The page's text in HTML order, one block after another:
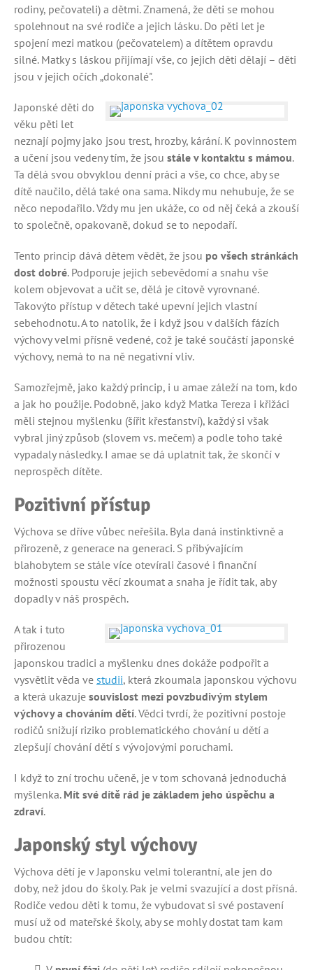
rodiny, pečovateli) a dětmi. Znamená, že děti se mohou
spolehnout na své rodiče a jejich lásku. Do pěti let je
spojení mezi matkou (pečovatelem) a dítětem opravdu
silné. Matky s láskou přijímají vše, co jejich děti dělají – děti
jsou v jejich očích „dokonalé".
Japonské děti do
věku pěti let
neznají pojmy jako jsou trest, hrozby, kárání. K povinnostem
a učení jsou vedeny tím, že jsou stále v kontaktu s mámou.
Ta dělá svou obvyklou denní práci a vše, co chce, aby se
dítě naučilo, dělá také ona sama. Nikdy mu nehubuje, že se
něco nepodařilo. Vždy mu jen ukáže, co od něj čeká a zkouší
to společně, opakovaně, dokud se to nepodaří.
Tento princip dává dětem vědět, že jsou po všech stránkách
dost dobré. Podporuje jejich sebevědomí a snahu vše
kolem objevovat a učit se, dělá je citově vyrovnané.
Takovýto přístup v dětech také upevní jejich vlastní
sebehodnotu. A to natolik, že i když jsou v dalších fázích
výchovy velmi přísně vedené, což je také součástí japonské
výchovy, nemá to na ně negativní vliv.
Samozřejmě, jako každý princip, i u amae záleží na tom, kdo
a jak ho použije. Podobně, jako když Matka Tereza i křižáci
měli stejnou myšlenku (šířit křesťanství), každý si však
vybral jiný způsob (slovem vs. mečem) a podle toho také
vypadaly následky. I amae se dá uplatnit tak, že skončí v
neprospěch dítěte.
Pozitivní přístup
Výchova se dříve vůbec neřešila. Byla daná instinktivně a
přirozeně, z generace na generaci. S přibývajícím
blahobytem se stále více otevírali časové i finanční
možnosti spoustu věcí zkoumat a snaha je řídit tak, aby
dopadly v náš prospěch.
A tak i tuto
přirozenou
japonskou tradici a myšlenku dnes dokáže podpořit a
vysvětlit věda ve studii, která zkoumala japonskou výchovu
a která ukazuje souvislost mezi povzbudivým stylem
výchovy a chováním dětí. Vědci tvrdí, že pozitivní postoje
rodičů snižují riziko problematického chování u dětí a
zlepšují chování dětí s vývojovými poruchami.
I když to zní trochu učeně, je v tom schovaná jednoduchá
myšlenka. Mít své dítě rád je základem jeho úspěchu a
zdraví.
Japonský styl výchovy
Výchova dětí je v Japonsku velmi tolerantní, ale jen do
doby, než jdou do školy. Pak je velmi svazující a dost přísná.
Rodiče vedou děti k tomu, že vybudovat si své postavení
musí už od mateřské školy, aby se mohly dostat tam kam
budou chtít: